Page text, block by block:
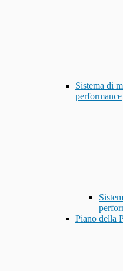
Sistema di
performance
Piano della